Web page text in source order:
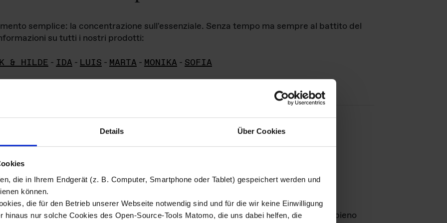
Details Über Cookies
die in Ihrem Endgerät (z. B. Computer, Smartphone oder Tablet) gespeichert werden und
können.
die für den Betrieb unserer Webseite notwendig sind und für die wir keine Einwilligung
hinaus nur solche Cookies des Open-Source-Tools Matomo, die uns dabei helfen, die
semplice: la concentrazione sull'essenziale. Senza tempo ma sempre al battito del
su tutti i nostri prodotti:
& HILDE - IDA - LUIS - MARTA - MONIKA - SOFIA
di immagini
materiale fotografico sono detenuti daDas ganze LebenGmbH e rimangono in pieno